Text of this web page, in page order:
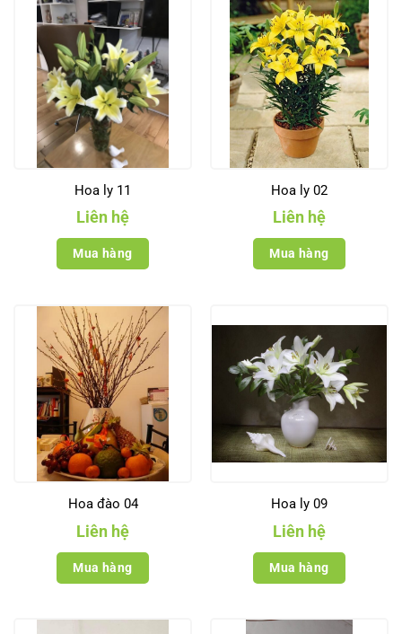
Hoa ly 11
Liên hệ
Mua hàng
Hoa ly 02
Liên hệ
Mua hàng
Hoa đào 04
Liên hệ
Mua hàng
Hoa ly 09
Liên hệ
Mua hàng